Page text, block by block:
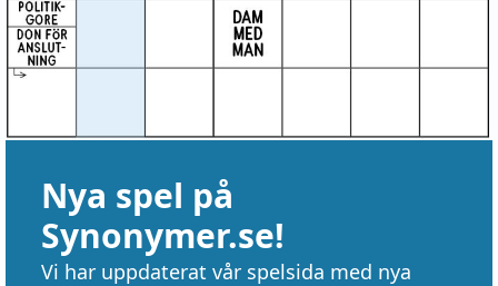
Nya spel på
Synonymer.se!
Vi har uppdaterat vår spelsida med nya